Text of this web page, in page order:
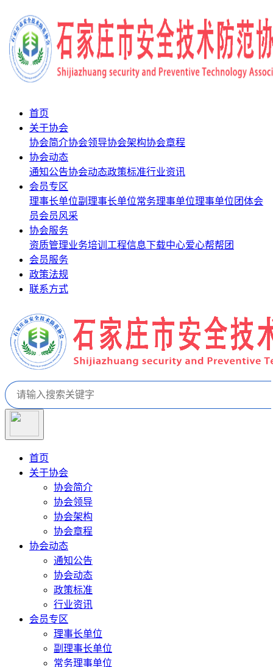
首页
关于协会
协会简介协会领导协会架构协会章程
协会动态
通知公告协会动态政策标准行业资讯
会员专区
理事长单位副理事长单位常务理事单位理事单位 团体会
员会员风采
协会服务
资质管理业务培训 工程信息下载中心爱心帮帮团
会员服务
政策法规
联系方式
首页
关于协会
协会简介
协会领导
协会架构
协会章程
协会动态
通知公告
协会动态
政策标准
行业资讯
会员专区
理事长单位
副理事长单位
常务理事单位